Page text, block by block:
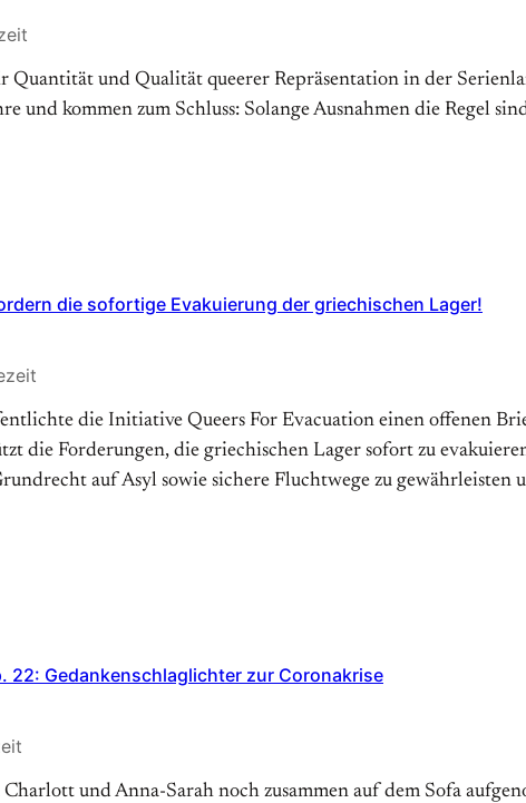
und Qualität queerer Repräsentation in der
und kommen zum Schluss: Solange Ausnahmen die Regel
die sofortige Evakuierung der griechischen Lager!
die Initiative Queers For Evacuation einen offenen
die Forderungen, die griechischen Lager sofort zu
auf Asyl sowie sichere Fluchtwege zu
22: Gedankenschlaglichter zur Coronakrise
Charlott und Anna-Sarah noch zusammen auf dem Sofa